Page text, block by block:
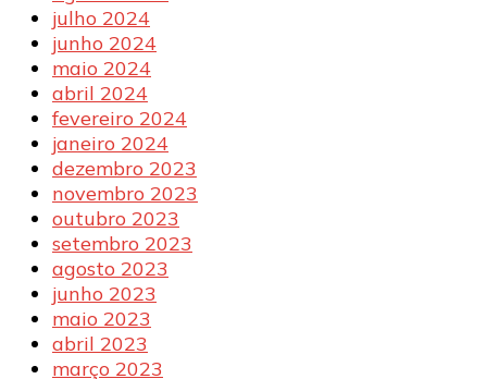
julho 2024
junho 2024
maio 2024
abril 2024
fevereiro 2024
janeiro 2024
dezembro 2023
novembro 2023
outubro 2023
setembro 2023
agosto 2023
junho 2023
maio 2023
abril 2023
março 2023